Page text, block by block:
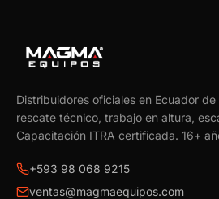
Distribuidores oficiales en Ecuador
rescate técnico, trabajo en altura,
Capacitación ITRA certificada. 16+
+593 98 068 9215
ventas@magmaequipos.com